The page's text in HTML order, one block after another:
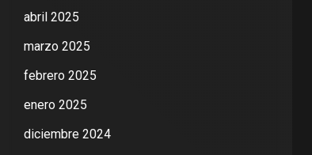
abril 2025
marzo 2025
febrero 2025
enero 2025
diciembre 2024